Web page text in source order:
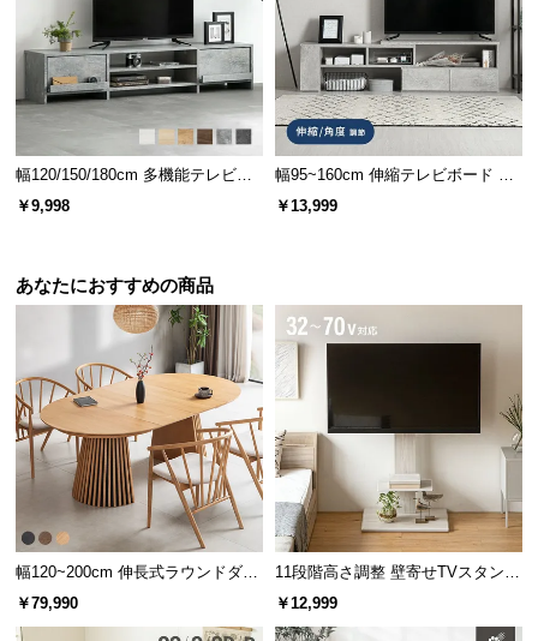
お
様
ポ
ー
ト
お
せ
業
150㎝タイプ
幅(内寸) 奥行き(内寸) 高さ(内寸)
約34.9㎝ 約36.2㎝ 約23㎝
幅(内寸)
約42.4㎝ 約36.2㎝
出し入れしやすいオープン収納
雑誌やリモコンなど､小物を収納できるオープンスペ
ース｡出し入れしやすいので使い勝手抜群です。
幅120/150/180cm 多機能テレビボ
ード 木目/石目調 オープン収納・
￥9,998
幅95~160cm 伸縮テレビボード ア
レンジ多彩 引き出し収納 角度調節
￥13,999
あなたにおすすめの商品
幅120~200cm 伸長式ラウンドダイ
ニングテーブル 6人掛け 天然木突
￥79,990
11段階高さ調整 壁寄せTVスタンド
キャスター付き 上下左右角度調節
￥12,999